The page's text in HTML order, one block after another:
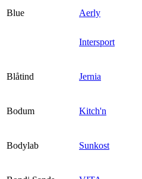
Blue
Aerly
Intersport
Blåtind Jernia
Bodum Kitch'n
Bodylab Sunkost